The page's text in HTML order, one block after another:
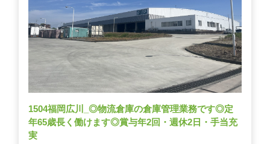
1504福岡広川_◎物流倉庫の倉庫管理業務です◎定
年65歳長く働けます◎賞与年2回・週休2日・手当充
実